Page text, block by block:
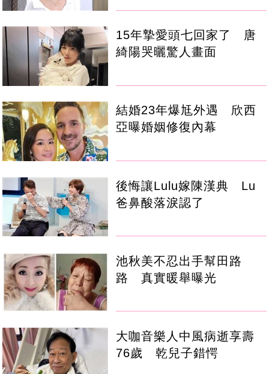
15年摯愛頭七回家了 唐
綺陽哭曬驚人畫面
結婚23年爆尪外遇 欣西
亞曝婚姻修復內幕
後悔讓Lulu嫁陳漢典 Lu
爸鼻酸落淚認了
池秋美不忍出手幫田路
路 真實暖舉曝光
大咖音樂人中風病逝享壽
76歲 乾兒子錯愕